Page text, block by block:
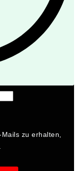
zu erhalten,